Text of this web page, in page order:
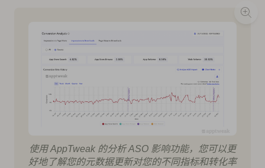
使用 AppTweak 的分析 ASO 影响功能，您可以更
好地了解您的元数据更新对您的不同指标和转化率